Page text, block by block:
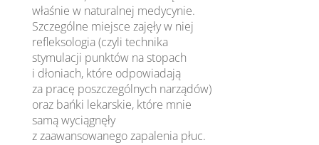
właśnie w naturalnej medycynie.
Szczególne miejsce zajęły w niej
refleksologia (czyli technika
stymulacji punktów na stopach
i dłoniach, które odpowiadają
za pracę poszczególnych narządów)
oraz bańki lekarskie, które mnie
samą wyciągnęły
z zaawansowanego zapalenia płuc.